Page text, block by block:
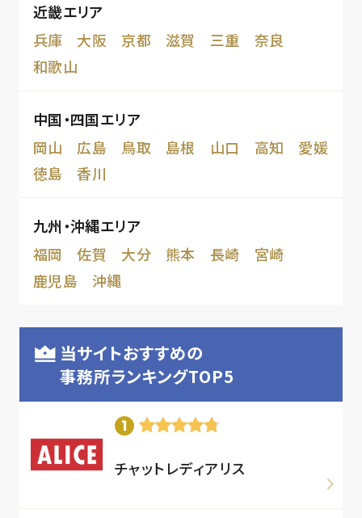
近畿エリア
兵庫
大阪 京都 滋賀 三重
奈良
和歌山
中国・四国エリア
岡山
広島 鳥取 島根 山口 高知
愛媛
徳島
香川
九州・沖縄エリア
福岡
佐賀 大分 熊本 長崎
宮崎
鹿児島
沖縄
当サイトおすすめの
事務所ランキングTOP5
チャットレディアリス